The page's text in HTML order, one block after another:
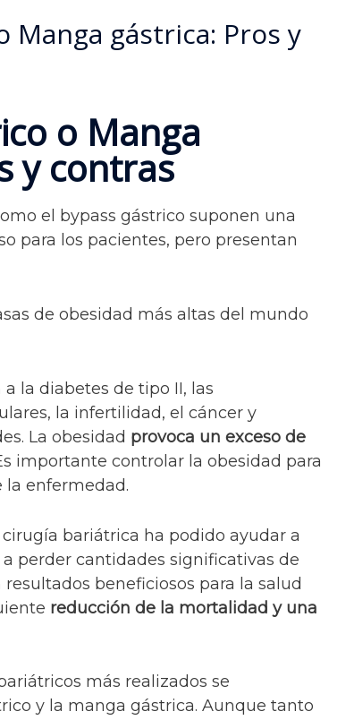
Manga gástrica: Pros y
o Manga
y contras
el bypass gástrico suponen una
para los pacientes, pero presentan
de obesidad más altas del mundo
la diabetes de tipo II, las
la infertilidad, el cáncer y
La obesidad provoca un exceso de
importante controlar la obesidad para
la enfermedad.
bariátrica ha podido ayudar a
perder cantidades significativas de
beneficiosos para la salud
reducción de la mortalidad y una
más realizados se
y la manga gástrica. Aunque tanto